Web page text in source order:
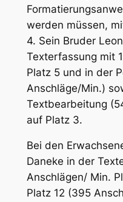
werden müssen,
4. Sein Bruder
Texterfassung mit
Platz 5 und in der
Anschläge/Min.)
Textbearbeitung
auf Platz 3.
Bei den
Daneke in der
Anschlägen/ Min.
Platz 12 (395